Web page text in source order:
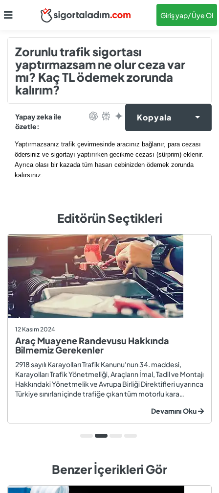
Giriş yap/ Üye Ol
Zorunlu trafik sigortası
yaptırmazsam ne olur ceza var
mı? Kaç TL ödemek zorunda
kalırım?
Yapay zeka ile
özetle:
Kopyala
Yaptırmazsanız trafik çevirmesinde aracınız bağlanır, para cezası
ödersiniz ve sigortayı yaptırırken gecikme cezası (sürprim) eklenir.
Ayrıca olası bir kazada tüm hasarı cebinizden ödemek zorunda
kalırsınız.
Editörün Seçtikleri
12 Kasım 2024
Araç Muayene Randevusu Hakkında
Bilmemiz Gerekenler
2918 sayılı Karayolları Trafik Kanunu'nun 34. maddesi,
Karayolları Trafik Yönetmeliği, Araçların İmal, Tadil ve Montajı
Hakkındaki Yönetmelik ve Avrupa Birliği Direktifleri uyarınca
Türkiye sınırları içinde trafiğe çıkan tüm motorlu kara
zorundadır. Araç muayenesi; otomobil, motosiklet,
kamyon, kamyo...
Devamını Oku
Benzer İçerikleri Gör